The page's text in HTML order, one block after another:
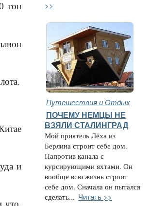
тон
и
что.
>>
Путешествия и Отдых
ПОЧЕМУ НЕМЦЫ НЕ
ВЗЯЛИ СТАЛИНГРАД
Мой приятель Лёха из
Берлина строит себе дом.
Напротив канала с
курсирующими яхтами. Он
вообще всю жизнь строит
себе дом. Сначала он пытался
сделать... Читать >>